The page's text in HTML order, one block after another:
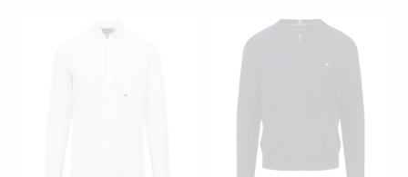
KATSO PIKANÄKYMÄ